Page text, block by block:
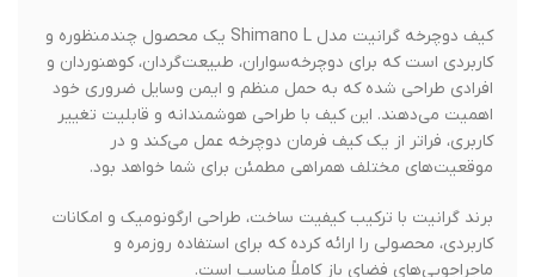
کیف دوچرخه گرانیت مدل Shimano L یک محصول چندمنظوره و
کاربردی است که برای دوچرخه‌سواران، طبیعت‌گردان، کوهنوردان و
افرادی طراحی شده که به حمل منظم و ایمن وسایل ضروری خود
اهمیت می‌دهند. این کیف با طراحی هوشمندانه و قابلیت تغییر
کاربری، فراتر از یک کیف فرمان دوچرخه عمل می‌کند و در
موقعیت‌های مختلف همراهی مطمئن برای شما خواهد بود.
برند گرانیت با ترکیب کیفیت ساخت، طراحی ارگونومیک و امکانات
کاربردی، محصولی را ارائه کرده که برای استفاده روزمره و
ماجراجویی‌های فضای باز کاملاً مناسب است.